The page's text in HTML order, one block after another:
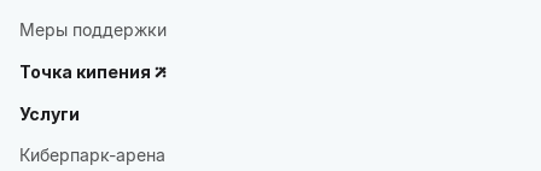
Меры поддержки
Точка кипения
Услуги
Киберпарк-арена